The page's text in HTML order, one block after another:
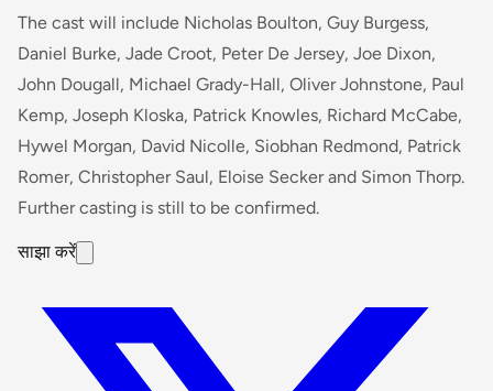
The cast will include Nicholas Boulton, Guy Burgess,
Daniel Burke, Jade Croot, Peter De Jersey, Joe Dixon,
John Dougall, Michael Grady-Hall, Oliver Johnstone, Paul
Kemp, Joseph Kloska, Patrick Knowles, Richard McCabe,
Hywel Morgan, David Nicolle, Siobhan Redmond, Patrick
Romer, Christopher Saul, Eloise Secker and Simon Thorp.
Further casting is still to be confirmed.
साझा करें